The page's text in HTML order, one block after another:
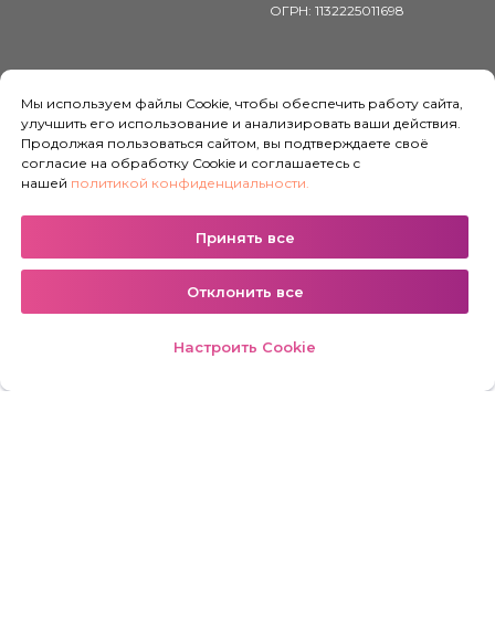
ОГРН: 1132225011698
(с) 2016 Beauty Point. Все права защищены.
Мы используем файлы Cookie, чтобы обеспечить работу сайта,
улучшить его использование и анализировать ваши действия.
Продолжая пользоваться сайтом, вы подтверждаете своё
согласие на обработку Cookie и соглашаетесь с
нашей политикой конфиденциальности.
Принять все
Отклонить все
Настроить Cookie